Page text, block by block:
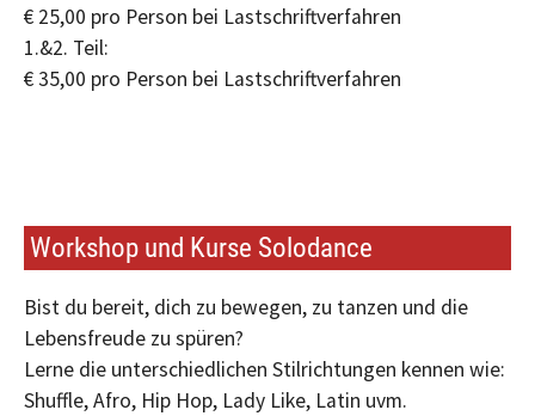
€ 25,00 pro Person bei Lastschriftverfahren
1.&2. Teil:
€ 35,00 pro Person bei Lastschriftverfahren
Workshop und Kurse Solodance
Bist du bereit, dich zu bewegen, zu tanzen und die
Lebensfreude zu spüren?
Lerne die unterschiedlichen Stilrichtungen kennen wie:
Shuffle, Afro, Hip Hop, Lady Like, Latin uvm.